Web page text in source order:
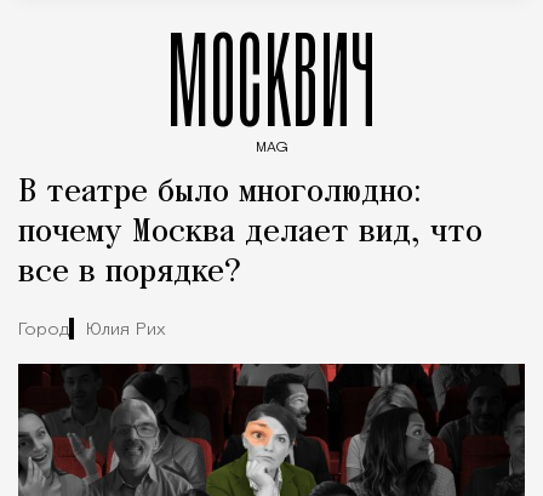
МОСКВИЧ
MAG
В театре было многолюдно:
почему Москва делает вид, что
все в порядке?
Город Юлия Рих